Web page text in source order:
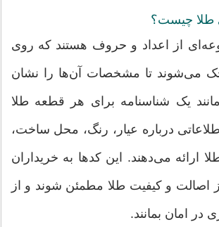
طلا چیست؟
از اعداد و حروف هستند که روی
می‌شوند تا مشخصات آن‌ها را نشان
یک شناسنامه برای هر قطعه طلا
درباره عیار، رنگ، محل ساخت،
می‌دهند. این کدها به خریداران
اصالت و کیفیت طلا مطمئن شوند و از
در امان بمانند.